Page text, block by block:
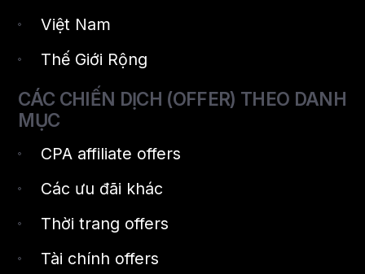
Việt Nam
Thế Giới Rộng
CÁC CHIẾN DỊCH (OFFER) THEO DANH
MỤC
CPA affiliate offers
Các ưu đãi khác
Thời trang offers
Tài chính offers